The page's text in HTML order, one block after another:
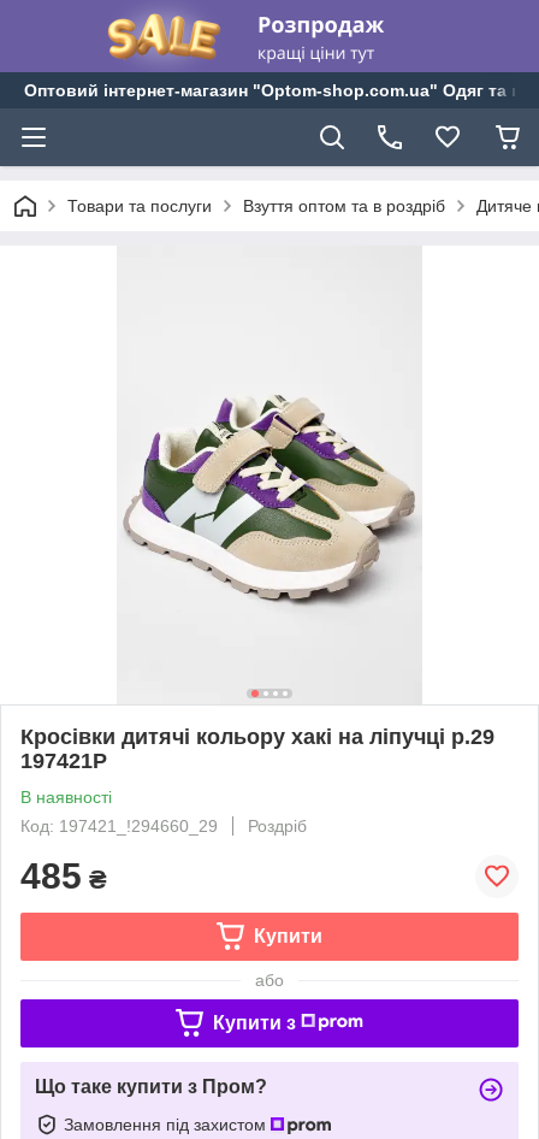
Оптовий інтернет-магазин "Optom-shop.com.ua" Одяг та
Товари та послуги Взуття оптом та в роздріб Дитяче
Кросівки дитячі кольору хакі на ліпучці р.29
197421P
В наявності
Код: 197421_!294660_29
Роздріб
485 ₴
Купити
або
Купити з
Що таке купити з Пром?
Замовлення під захистом